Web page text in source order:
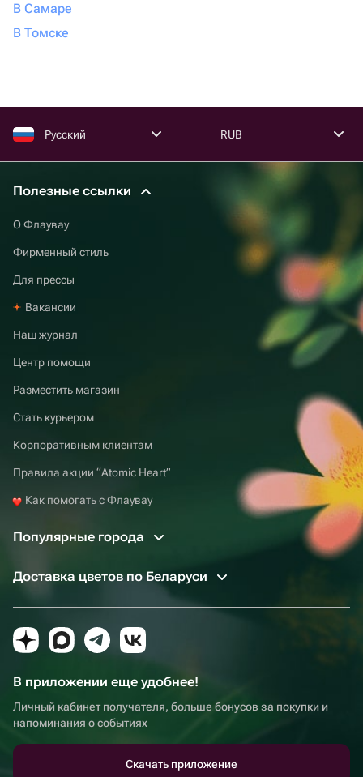
В Самаре
В Томске
Русский RUB
Полезные ссылки
О Флаувау
Фирменный стиль
Для прессы
Вакансии
Наш журнал
Центр помощи
Разместить магазин
Стать курьером
Корпоративным клиентам
Правила акции “Atomic Heart”
Как помогать с Флаувау
Популярные города
Доставка цветов по Беларуси
В приложении еще удобнее!
Личный кабинет получателя, больше бонусов за покупки и
напоминания о событиях
Скачать приложение